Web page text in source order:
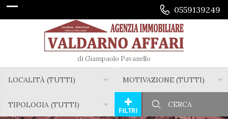
0559139249
di Giampaolo Pavanello
LOCALITÀ (TUTTI) MOTIVAZIONE (TUTTI)
TIPOLOGIA (TUTTI)